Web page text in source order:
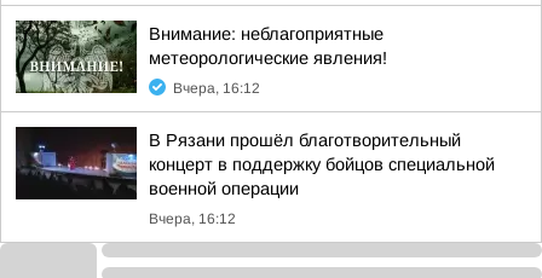
Внимание: неблагоприятные
метеорологические явления!
Вчера, 16:12
В Рязани прошёл благотворительный
концерт в поддержку бойцов специальной
военной операции
Вчера, 16:12